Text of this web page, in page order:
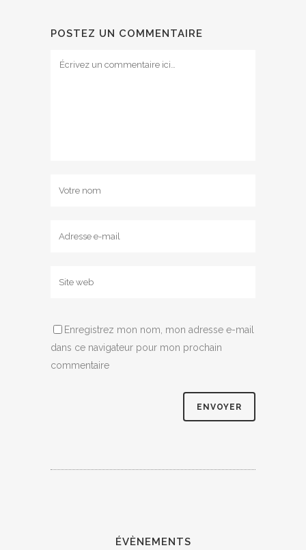
POSTEZ UN COMMENTAIRE
Enregistrez mon nom, mon adresse e-mail
dans ce navigateur pour mon prochain
commentaire
ÉVÈNEMENTS